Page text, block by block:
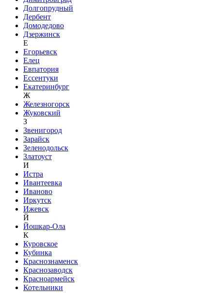
Долгопрудный
Дербент
Домодедово
Дзержинск
Е
Егорьевск
Елец
Евпатория
Ессентуки
Екатеринбург
Ж
Железногорск
Жуковский
З
Звенигород
Зарайск
Зеленодольск
Златоуст
И
Истра
Ивантеевка
Иваново
Иркутск
Ижевск
Й
Йошкар-Ола
К
Куровское
Кубинка
Краснознаменск
Краснозаводск
Красноармейск
Котельники